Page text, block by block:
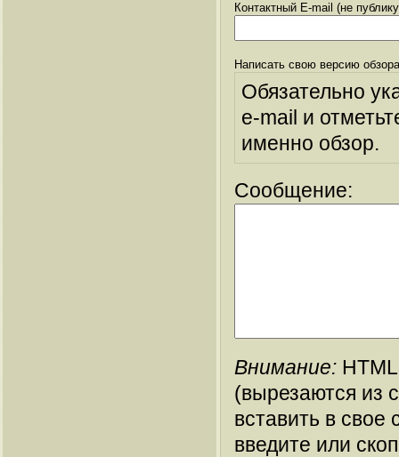
Контактный E-mail (не
Написать свою версию
Обязательно
e-mail и
именно обзор.
Сообщение:
Внимание:
(вырезаются из
вставить в
введите или